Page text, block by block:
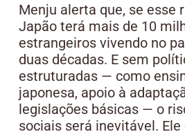
Menju alerta que, se esse
Japão terá mais de 10
estrangeiros vivendo no
duas décadas. E sem
estruturadas — como
japonesa, apoio à
legislações básicas — o
sociais será inevitável. Ele